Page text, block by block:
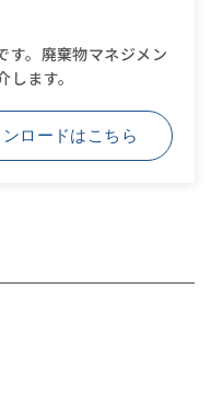
す。廃棄物マネジメン
ます。
ンロードはこちら